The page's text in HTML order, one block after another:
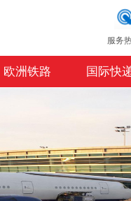
服务
欧洲铁路 国际快